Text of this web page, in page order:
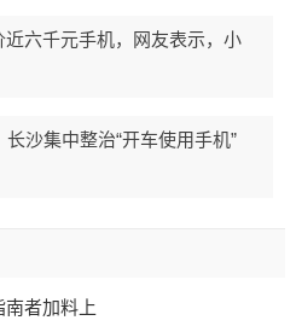
六千元手机，网友表示，小
沙集中整治“开车使用手机”
南者加料上